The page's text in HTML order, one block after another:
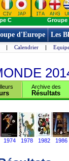
C Groupe
d'Europe Les
| Calendrier |
Archive des
Résultats
1974 1978 1982 1986